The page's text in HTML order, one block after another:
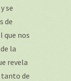
se
de
que nos
la
revela
tanto de